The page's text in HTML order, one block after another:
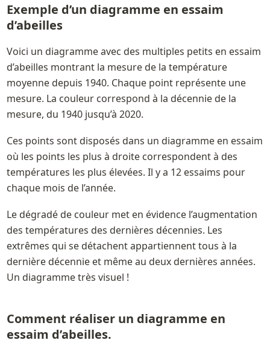
Exemple d’un diagramme en essaim
d’abeilles
Voici un diagramme avec des multiples petits en essaim
d’abeilles montrant la mesure de la température
moyenne depuis 1940. Chaque point représente une
mesure. La couleur correspond à la décennie de la
mesure, du 1940 jusqu’à 2020.
Ces points sont disposés dans un diagramme en essaim
où les points les plus à droite correspondent à des
températures les plus élevées. Il y a 12 essaims pour
chaque mois de l’année.
Le dégradé de couleur met en évidence l’augmentation
des températures des dernières décennies. Les
extrêmes qui se détachent appartiennent tous à la
dernière décennie et même au deux dernières années.
Comment réaliser un diagramme en
essaim d’abeilles.